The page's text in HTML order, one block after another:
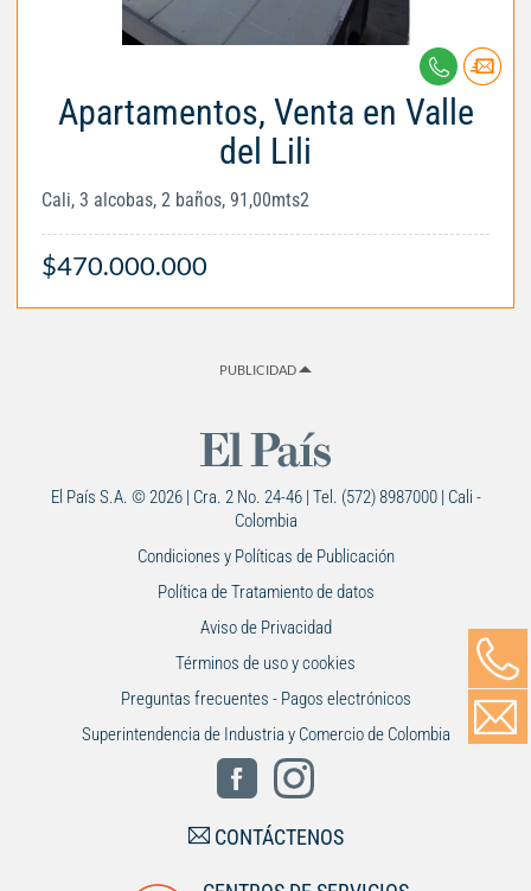
Apartamentos, Venta en Valle
del Lili
Cali, 3 alcobas, 2 baños, 91,00mts2
$470.000.000
PUBLICIDAD
El País S.A. © 2026 | Cra. 2 No. 24-46 | Tel. (572) 8987000 | Cali -
Colombia
Condiciones y Políticas de Publicación
Política de Tratamiento de datos
Aviso de Privacidad
Términos de uso y cookies
Preguntas frecuentes - Pagos electrónicos
Superintendencia de Industria y Comercio de Colombia
CONTÁCTENOS